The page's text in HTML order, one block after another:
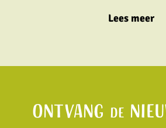
Lees meer
Ontvang de